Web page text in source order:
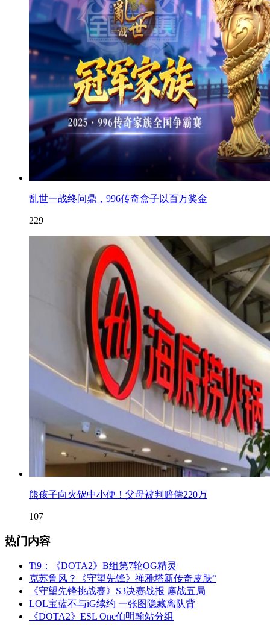
乱世一战终问鼎，996传奇盒子以百万奖金
229
熊孩子向火锅中小便！父母被判赔偿220万
107
热门内容
Ti9：《DOTA2》B组第7轮OG精灵
克苏鲁风？《守望先锋》禅雅塔新传奇皮肤“
《守望先锋挑战赛》S3决赛战报 鏖战五局
LOL宝蓝不与iG续约 一张图隐藏离队背
《DOTA2》ESL One伯明翰站分组